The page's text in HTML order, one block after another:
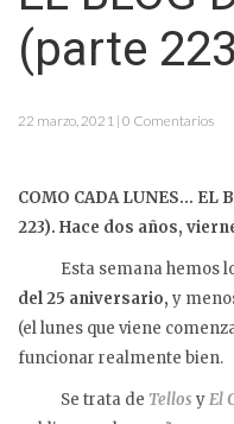
(parte
22 marzo, 2021 | 0 Comentarios
COMO CADA LUNES… EL
223). Hace dos años,
Esta semana hemos
del 25 aniversario, y
(el lunes que viene
funcionar realmente bien.
Se trata de Tellos yEl